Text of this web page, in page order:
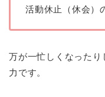
活動休止（休会）
万が一忙しくなった
力です。